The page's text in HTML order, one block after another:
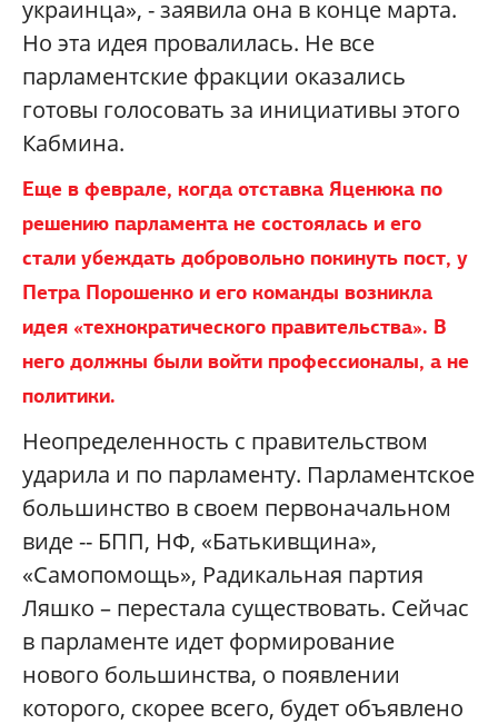
украинца», - заявила она в конце марта.
Но эта идея провалилась. Не все
парламентские фракции оказались
готовы голосовать за инициативы этого
Кабмина.
Еще в феврале, когда отставка Яценюка по
решению парламента не состоялась и его
стали убеждать добровольно покинуть пост, у
Петра Порошенко и его команды возникла
идея «технократического правительства». В
него должны были войти профессионалы, а не
политики.
Неопределенность с правительством
ударила и по парламенту. Парламентское
большинство в своем первоначальном
виде -- БПП, НФ, «Батькивщина»,
«Самопомощь», Радикальная партия
Ляшко – перестала существовать. Сейчас
в парламенте идет формирование
нового большинства, о появлении
которого, скорее всего, будет объявлено